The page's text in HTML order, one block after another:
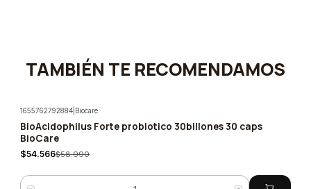
TAMBIÉN TE RECOMENDAMOS
-7%
1655762792884 Biocare
BioAcidophilus Forte probiotico 30billones 30 caps
BioCare
$54.566$58.990